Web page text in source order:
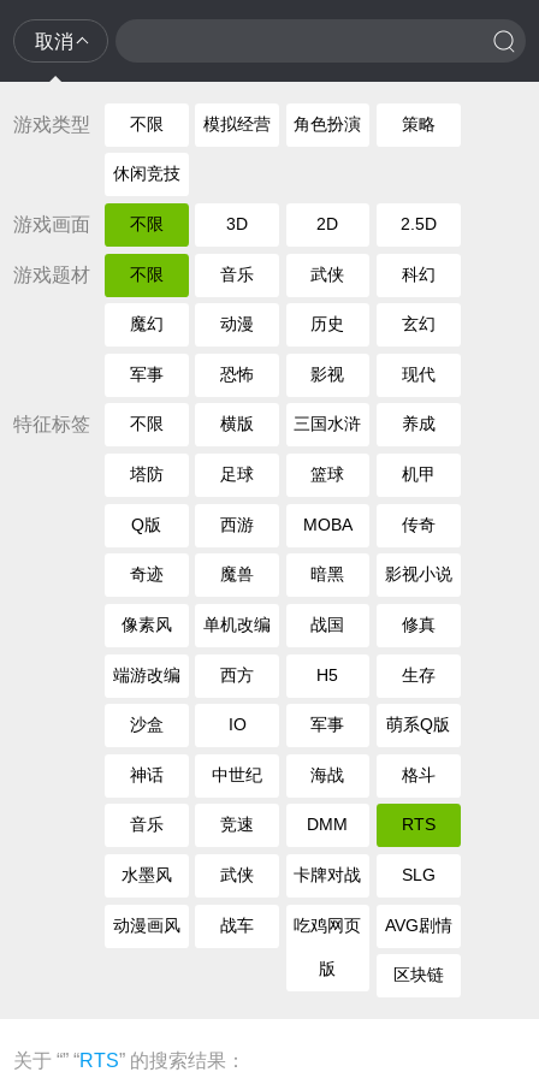
取消
游戏类型 不限 模拟经营 角色扮演 策略
休闲竞技
游戏画面 不限 3D 2D 2.5D
游戏题材 不限 音乐 武侠 科幻
魔幻 动漫 历史 玄幻
军事 恐怖 影视 现代
特征标签 不限 横版 三国水浒 养成
塔防 足球 篮球 机甲
Q版 西游 MOBA 传奇
奇迹 魔兽 暗黑 影视小说
像素风 单机改编 战国 修真
端游改编 西方 H5 生存
沙盒 IO 军事 萌系Q版
神话 中世纪 海战 格斗
音乐 竞速 DMM RTS
水墨风 武侠 卡牌对战 SLG
动漫画风 战车 吃鸡网页
版
AVG剧情
区块链
关于 “” “RTS” 的搜索结果：